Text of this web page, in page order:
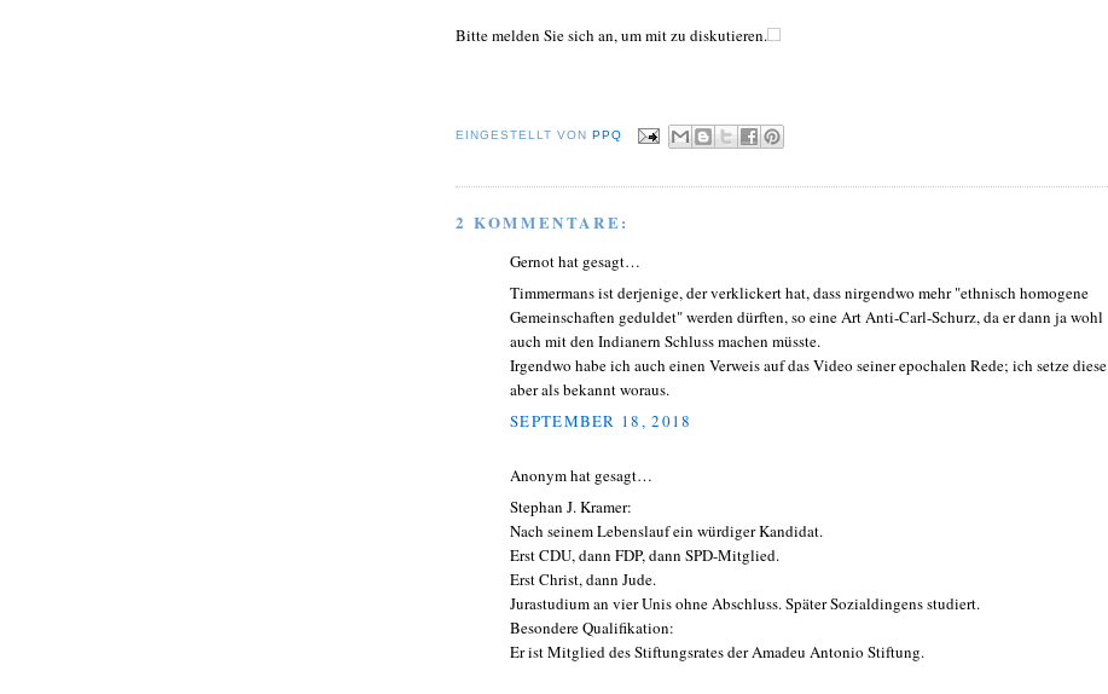
Bitte melden Sie sich an, um mit zu diskutieren.
EINGESTELLT VON PPQ
2 KOMMENTARE:
Gernot hat gesagt…
Timmermans ist derjenige, der verklickert hat, dass nirgendwo mehr "ethnisch homogene
Gemeinschaften geduldet" werden dürften, so eine Art Anti-Carl-Schurz, da er dann ja wohl
auch mit den Indianern Schluss machen müsste.
Irgendwo habe ich auch einen Verweis auf das Video seiner epochalen Rede; ich setze diese
aber als bekannt woraus.
SEPTEMBER 18, 2018
Anonym hat gesagt…
Stephan J. Kramer:
Nach seinem Lebenslauf ein würdiger Kandidat.
Erst CDU, dann FDP, dann SPD-Mitglied.
Erst Christ, dann Jude.
Jurastudium an vier Unis ohne Abschluss. Später Sozialdingens studiert.
Besondere Qualifikation:
Er ist Mitglied des Stiftungsrates der Amadeu Antonio Stiftung.